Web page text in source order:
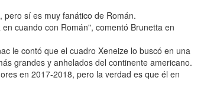
sí es muy fanático de Román.
cuando con Román", comentó Brunetta en
le contó que el cuadro Xeneize lo buscó en una
grandes y anhelados del continente americano.
en 2017-2018, pero la verdad es que él en